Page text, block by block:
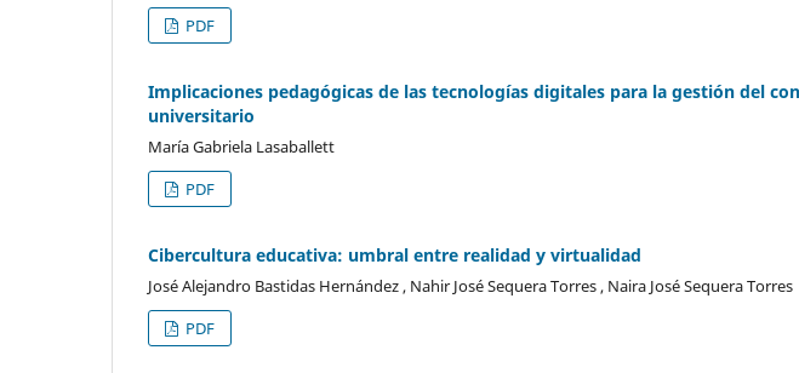
PDF
Implicaciones pedagógicas de las tecnologías digitales para la gestión del
universitario
María Gabriela Lasaballett
PDF
Cibercultura educativa: umbral entre realidad y virtualidad
José Alejandro Bastidas Hernández , Nahir José Sequera Torres , Naira José Sequera Torres
PDF